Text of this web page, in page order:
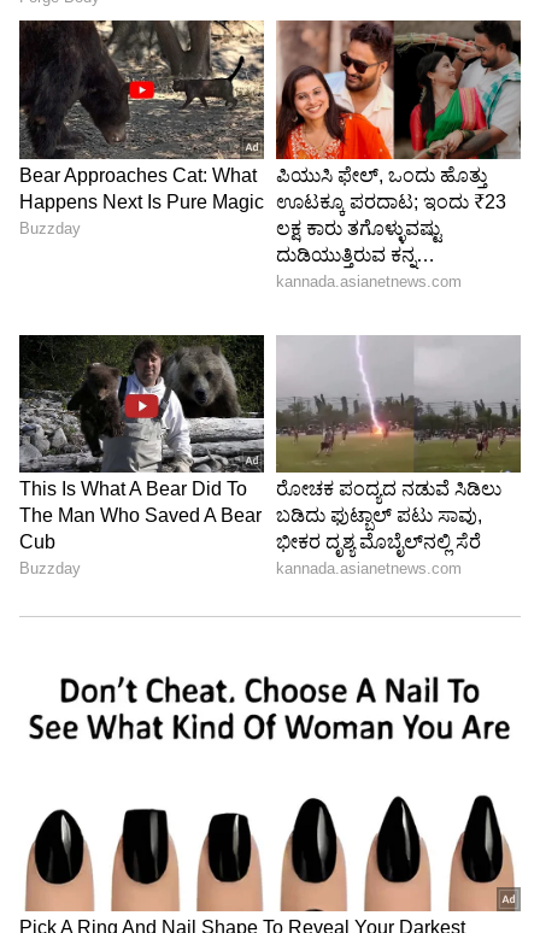
6
13
ಭಾರತೀಯ ಕಂಪನಿಗಳು ಪ್ರಪಂಚದಾದ್ಯಂತದ
ಹಿಂದುಳಿಯಬಾರದು ಎಂದು ದೇವಿತಾ ಸರಾಫ್ ತನ್ನ
ಅಧ್ಯಯನದ ಸಮಯದಲ್ಲಿ ,ನವರಿಕೆ ಮಾಡಿಕೊಂಡರು. ನಾನು
ಹೋಗಿದ್ದೆ. ಅಲ್ಲಿ ಓದುವಾಗ ನನಗೆ ಸಾಕಷ್ಟು ಮಾನ್ಯತೆ ಸಿಕ್ಕಿತು.
7